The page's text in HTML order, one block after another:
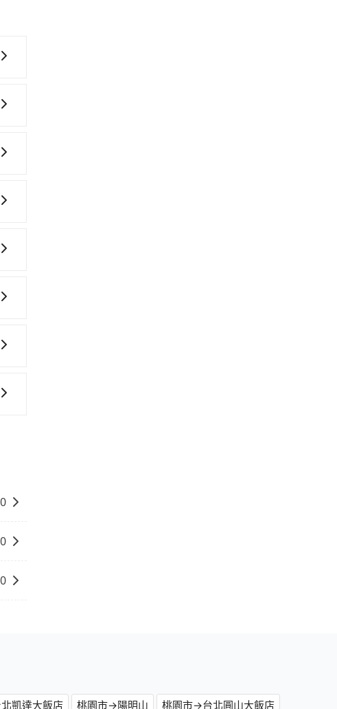
潭
第
凱達大飯店 桃園市→陽明山 桃園市→台北圓山大飯店